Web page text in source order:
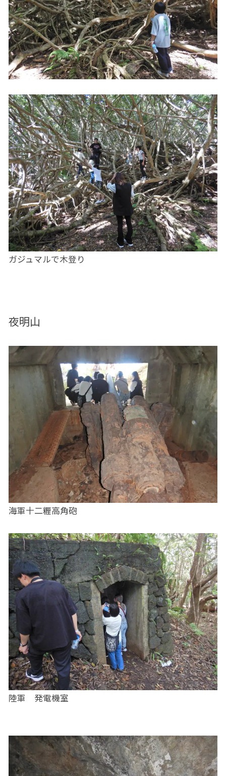
ガジュマルで木登り
夜明山
海軍十二糎高角砲
陸軍 発電機室